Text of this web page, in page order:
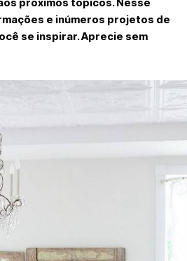
próximos tópicos. Nesse
e inúmeros projetos de
se inspirar. Aprecie sem